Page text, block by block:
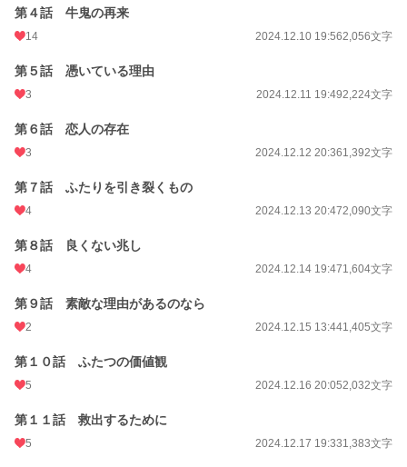
第４話 牛鬼の再来
14 2024.12.10 19:562,056文字
第５話 憑いている理由
3 2024.12.11 19:492,224文字
第６話 恋人の存在
3 2024.12.12 20:361,392文字
第７話 ふたりを引き裂くもの
4 2024.12.13 20:472,090文字
第８話 良くない兆し
4 2024.12.14 19:471,604文字
第９話 素敵な理由があるのなら
2 2024.12.15 13:441,405文字
第１０話 ふたつの価値観
5 2024.12.16 20:052,032文字
第１１話 救出するために
5 2024.12.17 19:331,383文字